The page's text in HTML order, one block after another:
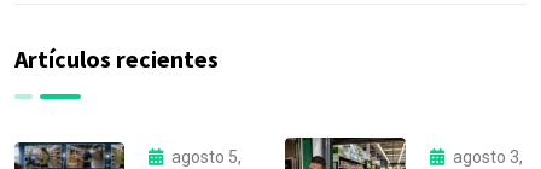
Artículos recientes
agosto 5,
agosto 3,